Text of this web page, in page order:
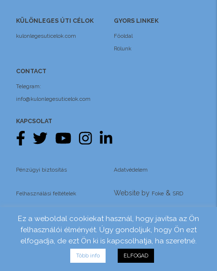
KÜLÖNLEGES ÚTI CÉLOK
kulonlegesuticelok.com
GYORS LINKEK
Főoldal
Rólunk
CONTACT
Telegram:
info@kulonlegesuticelok.com
KAPCSOLAT
Pénzügyi biztosítás Adatvédelem
Felhasználási feltételek Website by Foke& SRD
Ez a weboldal cookiekat használ, hogy javítsa az Ön
felhasználói élményét. Úgy gondoljuk, hogy Ön ezt
elfogadja, de ezt Ön ki is kapcsolhatja, ha szeretné.
Több info ELFOGAD